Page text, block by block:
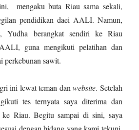
mengaku buta Riau sama sekali,
pendidikan daei AALI. Namun,
Yudha berangkat sendiri ke Riau
guna mengikuti pelatihan dan
perkebunan sawit.
ini lewat teman danwebsite. Setelah
tes ternyata saya diterima dan
ke Riau. Begitu sampai di sini, saya